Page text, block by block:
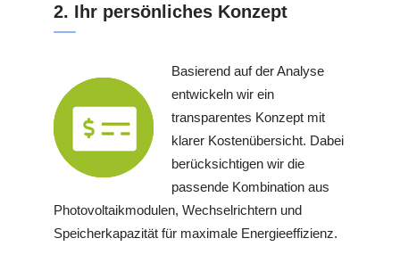
2. Ihr persönliches Konzept
Basierend auf der Analyse
entwickeln wir ein
transparentes Konzept mit
klarer Kostenübersicht. Dabei
berücksichtigen wir die
passende Kombination aus
Photovoltaikmodulen, Wechselrichtern und
Speicherkapazität für maximale Energieeffizienz.